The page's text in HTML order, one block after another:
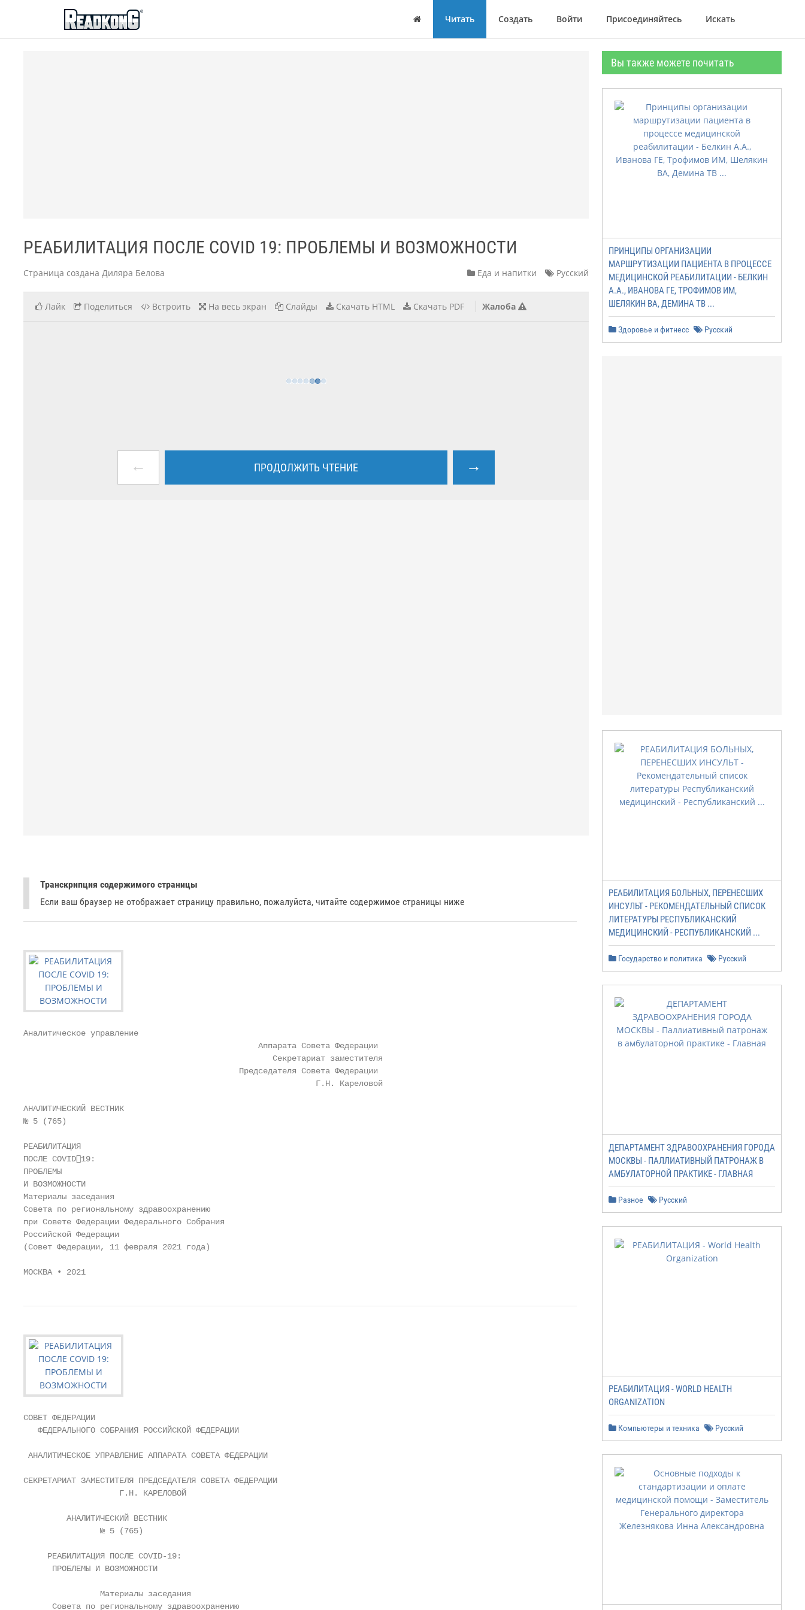
ReadkonG
Дом Читать Создать Войти Присоединяйтесь Искать
РЕАБИЛИТАЦИЯ ПОСЛЕ COVID 19: ПРОБЛЕМЫ И ВОЗМОЖНОСТИ
Страница создана Диляра Белова Еда и напитки Русский
Лайк Поделиться Встроить На весь экран Слайды Скачать HTML Скачать PDF Жалоба
← ПРОДОЛЖИТЬ ЧТЕНИЕ →
Транскрипция содержимого страницы
Если ваш браузер не отображает страницу правильно, пожалуйста, читайте содержимое страницы ниже
Аналитическое управление
                                                 Аппарата Совета Федерации
                                                    Секретариат заместителя
                                             Председателя Совета Федерации
                                                             Г.Н. Кареловой
АНАЛИТИЧЕСКИЙ ВЕСТНИК
№ 5 (765)
РЕАБИЛИТАЦИЯ
ПОСЛЕ COVID19:
ПРОБЛЕМЫ
И ВОЗМОЖНОСТИ
Материалы заседания
Совета по региональному здравоохранению
при Совете Федерации Федерального Собрания
Российской Федерации
(Совет Федерации, 11 февраля 2021 года)
МОСКВА • 2021
СОВЕТ ФЕДЕРАЦИИ
   ФЕДЕРАЛЬНОГО СОБРАНИЯ РОССИЙСКОЙ ФЕДЕРАЦИИ
АНАЛИТИЧЕСКОЕ УПРАВЛЕНИЕ АППАРАТА СОВЕТА ФЕДЕРАЦИИ
СЕКРЕТАРИАТ ЗАМЕСТИТЕЛЯ ПРЕДСЕДАТЕЛЯ СОВЕТА ФЕДЕРАЦИИ
                    Г.Н. КАРЕЛОВОЙ
         АНАЛИТИЧЕСКИЙ ВЕСТНИК
                № 5 (765)
     РЕАБИЛИТАЦИЯ ПОСЛЕ COVID-19:
      ПРОБЛЕМЫ И ВОЗМОЖНОСТИ
                Материалы заседания
      Совета по региональному здравоохранению
Вы также можете почитать
ПРИНЦИПЫ ОРГАНИЗАЦИИ
МАРШРУТИЗАЦИИ ПАЦИЕНТА В ПРОЦЕССЕ
МЕДИЦИНСКОЙ РЕАБИЛИТАЦИИ - БЕЛКИН
А.А., ИВАНОВА ГЕ, ТРОФИМОВ ИМ,
ШЕЛЯКИН ВА, ДЕМИНА ТВ ...
Здоровье и фитнесс Русский
РЕАБИЛИТАЦИЯ БОЛЬНЫХ, ПЕРЕНЕСШИХ
ИНСУЛЬТ - РЕКОМЕНДАТЕЛЬНЫЙ СПИСОК
ЛИТЕРАТУРЫ РЕСПУБЛИКАНСКИЙ
МЕДИЦИНСКИЙ - РЕСПУБЛИКАНСКИЙ ...
Государство и политика Русский
ДЕПАРТАМЕНТ ЗДРАВООХРАНЕНИЯ ГОРОДА
МОСКВЫ - ПАЛЛИАТИВНЫЙ ПАТРОНАЖ В
АМБУЛАТОРНОЙ ПРАКТИКЕ - ГЛАВНАЯ
Разное Русский
РЕАБИЛИТАЦИЯ - WORLD HEALTH
ORGANIZATION
Компьютеры и техника Русский